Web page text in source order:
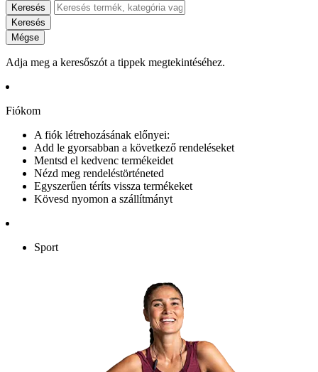
Keresés
Keresés
Mégse
Adja meg a keresőszót a tippek megtekintéséhez.
Fiókom
A fiók létrehozásának előnyei:
Add le gyorsabban a következő rendeléseket
Mentsd el kedvenc termékeidet
Nézd meg rendeléstörténeted
Egyszerűen téríts vissza termékeket
Kövesd nyomon a szállítmányt
Sport